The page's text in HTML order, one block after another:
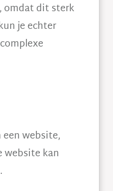
omdat dit sterk
je echter
website,
website kan